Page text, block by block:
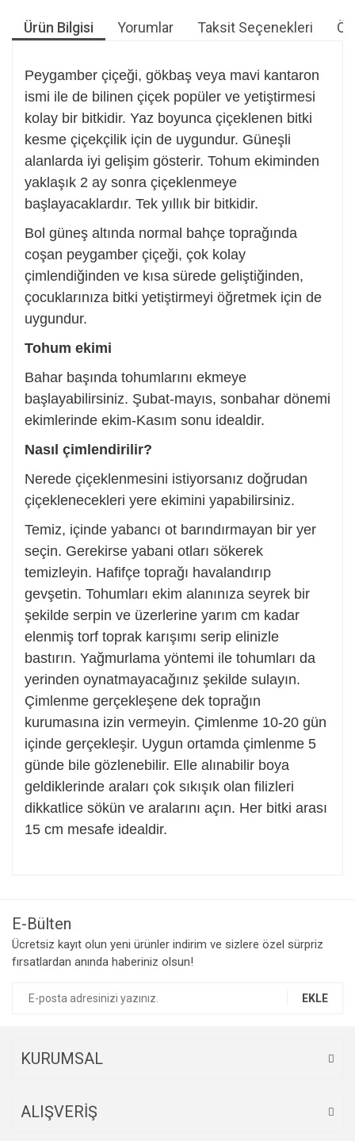
Ürün Bilgisi Yorumlar Taksit Seçenekleri
Peygamber çiçeği, gökbaş veya mavi kantaron
ismi ile de bilinen çiçek popüler ve yetiştirmesi
kolay bir bitkidir. Yaz boyunca çiçeklenen bitki
kesme çiçekçilik için de uygundur. Güneşli
alanlarda iyi gelişim gösterir. Tohum ekiminden
yaklaşık 2 ay sonra çiçeklenmeye
başlayacaklardır. Tek yıllık bir bitkidir.
Bol güneş altında normal bahçe toprağında
coşan peygamber çiçeği, çok kolay
çimlendiğinden ve kısa sürede geliştiğinden,
çocuklarınıza bitki yetiştirmeyi öğretmek için de
uygundur.
Tohum ekimi
Bahar başında tohumlarını ekmeye
başlayabilirsiniz. Şubat-mayıs, sonbahar dönemi
ekimlerinde ekim-Kasım sonu idealdir.
Nasıl çimlendirilir?
Nerede çiçeklenmesini istiyorsanız doğrudan
çiçeklenecekleri yere ekimini yapabilirsiniz.
Temiz, içinde yabancı ot barındırmayan bir yer
seçin. Gerekirse yabani otları sökerek
temizleyin. Hafifçe toprağı havalandırıp
gevşetin. Tohumları ekim alanınıza seyrek bir
şekilde serpin ve üzerlerine yarım cm kadar
elenmiş torf toprak karışımı serip elinizle
bastırın. Yağmurlama yöntemi ile tohumları da
yerinden oynatmayacağınız şekilde sulayın.
Çimlenme gerçekleşene dek toprağın
kurumasına izin vermeyin. Çimlenme 10-20 gün
içinde gerçekleşir. Uygun ortamda çimlenme 5
günde bile gözlenebilir. Elle alınabilir boya
geldiklerinde araları çok sıkışık olan filizleri
dikkatlice sökün ve aralarını açın. Her bitki arası
15 cm mesafe idealdir.
Ürün resmi kalitesiz, bozuk veya görüntülenemiyor.
Ürün açıklamasında eksik bilgiler bulunuyor.
E-Bülten
Ücretsiz kayıt olun yeni ürünler indirim ve sizlere özel sürpriz
fırsatlardan anında haberiniz olsun!
EKLE
KURUMSAL
ALIŞVERİŞ